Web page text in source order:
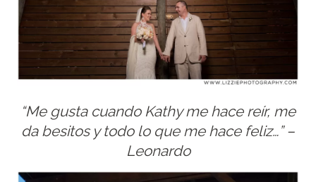
“Me gusta cuando Kathy me hace reír, me
da besitos y todo lo que me hace feliz…” –
Leonardo